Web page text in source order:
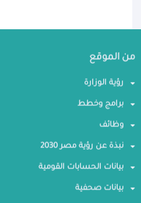
من الموقع
رؤية الوزارة
برامج وخطط
وظائف
نبذة عن رؤية مصر 2030
بيانات الحسابات القومية
بيانات صحفية